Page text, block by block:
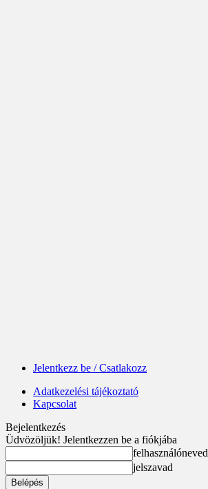
Jelentkezz be / Csatlakozz
Adatkezelési tájékoztató
Kapcsolat
Bejelentkezés
Üdvözöljük! Jelentkezzen be a fiókjába
felhasználóneved
jelszavad